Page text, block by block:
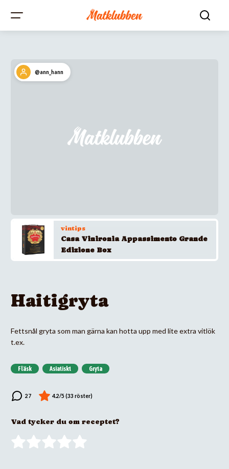
@ann_hann
vintips
Casa Vinironia Appassimento Grande
Edizione Box
Haitigryta
Fettsnål gryta som man gärna kan hotta upp med lite extra vitlök
t.ex.
Fläsk Asiatiskt Gryta
Vad tycker du om receptet?